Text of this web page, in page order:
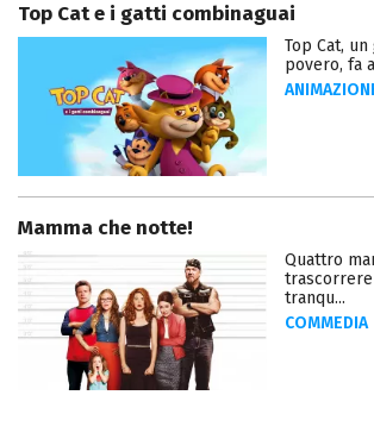
Top Cat e i gatti combinaguai
Top Cat,
povero, fa
Mamma che notte!
Quattro
trascorrere
tranqu...
COMMEDIA